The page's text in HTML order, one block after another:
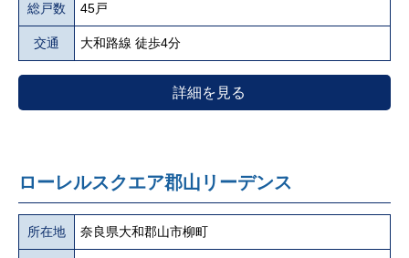
総戸数 45戸
交通 大和路線 徒歩4分
詳細を見る
ローレルスクエア郡山リーデンス
所在地 奈良県大和郡山市柳町